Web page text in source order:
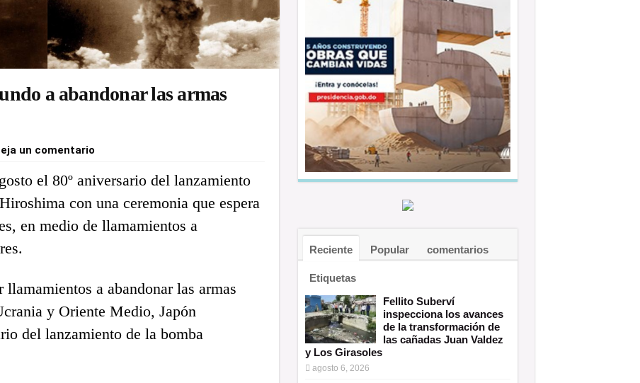
a abandonar las armas
un comentario
el 80º aniversario del lanzamiento
con una ceremonia que espera
en medio de llamamientos a
a abandonar las armas
y Oriente Medio, Japón
del lanzamiento de la bomba
Reciente Popular comentarios
Etiquetas
Fellito Suberví
inspecciona los avances
de la transformación de
las cañadas Juan Valdez
y Los Girasoles
agosto 6, 2026